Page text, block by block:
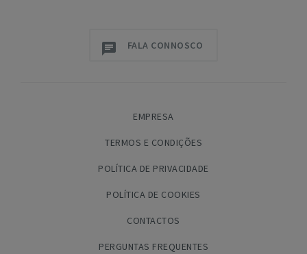
FALA CONNOSCO
EMPRESA
TERMOS E CONDIÇÕES
POLÍTICA DE PRIVACIDADE
POLÍTICA DE COOKIES
CONTACTOS
PERGUNTAS FREQUENTES